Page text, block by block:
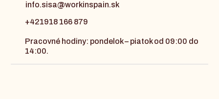
info.sisa@workinspain.sk
+421918 166 879
Pracovné hodiny: pondelok – piatok od 09:00 do
14:00.